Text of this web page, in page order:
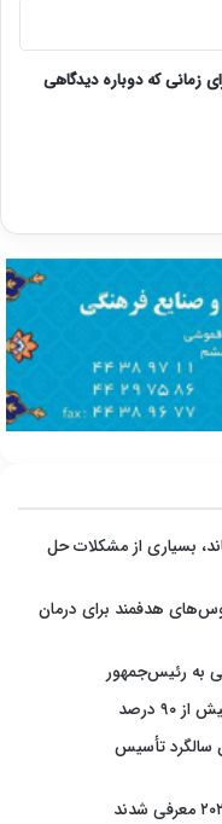
زمانی که دوباره دیدگاهی
بسیاری از مشکلات حل
هدفمند برای درمان
به رئیس‌جمهور
درصد
سالگرد تأسیس